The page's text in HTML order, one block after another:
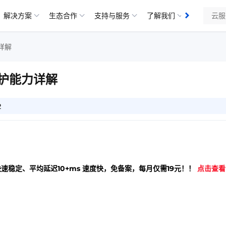
解决方案 生态合作 支持与服务 了解我们 知识库
解
能力详解
稳定、平均延迟10+ms 速度快，免备案，每月仅需19元！！ 点击查看